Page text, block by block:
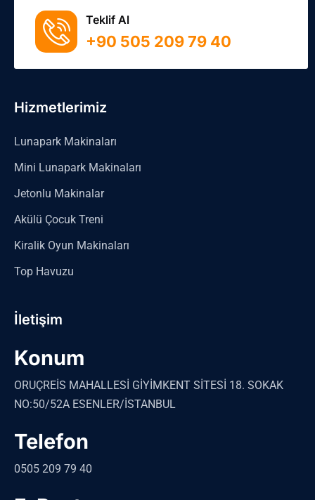
Teklif Al
+90 505 209 79 40
Hizmetlerimiz
Lunapark Makinaları
Mini Lunapark Makinaları
Jetonlu Makinalar
Akülü Çocuk Treni
Kiralik Oyun Makinaları
Top Havuzu
İletişim
Konum
ORUÇREİS MAHALLESİ GİYİMKENT SİTESİ 18. SOKAK
NO:50/52A ESENLER/İSTANBUL
Telefon
0505 209 79 40